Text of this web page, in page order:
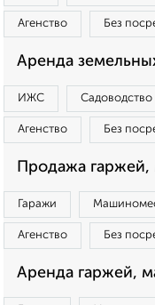
Агенство Без
Аренда
ИЖС Садоводство
Агенство Без
Продажа
Гаражи
Агенство Без
Аренда гаржей,